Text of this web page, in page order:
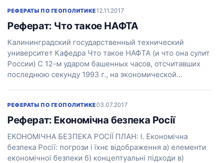
РЕФЕРАТЫ ПО ГЕОПОЛИТИКЕ12.11.2017
Реферат: Что такое НАФТА
Калининградский государственный технический
университет Кафедра Что такое НАФТА (и что она сулит
России) С 12-м ударом башенных часов, отсчитавших
последнюю секунду 1993 г., на экономической…
РЕФЕРАТЫ ПО ГЕОПОЛИТИКЕ03.07.2017
Реферат: Економічна безпека Росії
ЕКОНОМІЧНА БЕЗПЕКА РОСІЇ ПЛАН: I. Економічна
безпека Росії: погрози і їхнє відображення а) елементи
економічної безпеки б) концептуальні підходи в)